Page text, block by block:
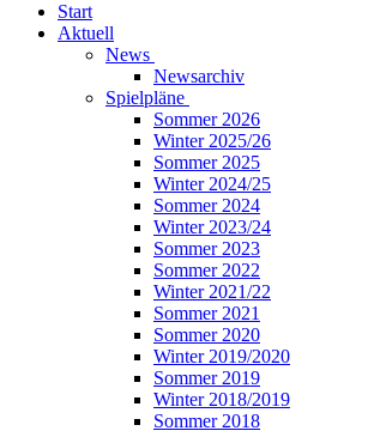
Start
Aktuell
News
Newsarchiv
Spielpläne
Sommer 2026
Winter 2025/26
Sommer 2025
Winter 2024/25
Sommer 2024
Winter 2023/24
Sommer 2023
Sommer 2022
Winter 2021/22
Sommer 2021
Sommer 2020
Winter 2019/2020
Sommer 2019
Winter 2018/2019
Sommer 2018